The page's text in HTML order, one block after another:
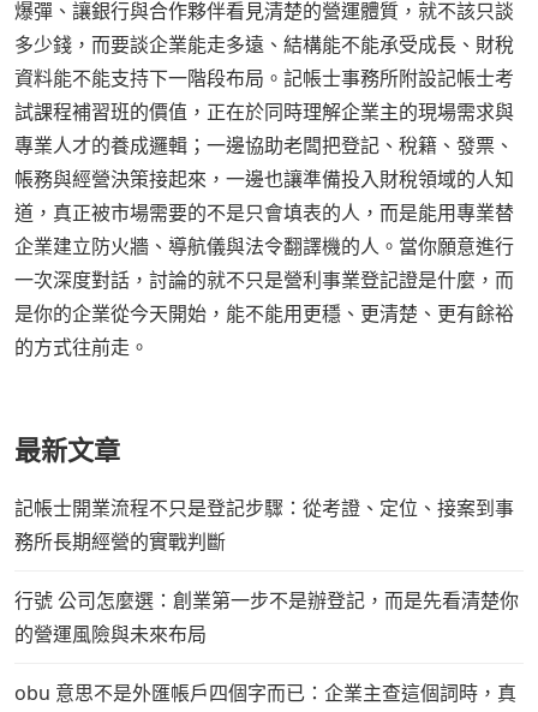
爆彈、讓銀行與合作夥伴看見清楚的營運體質，就不該只談
多少錢，而要談企業能走多遠、結構能不能承受成長、財稅
資料能不能支持下一階段布局。記帳士事務所附設記帳士考
試課程補習班的價值，正在於同時理解企業主的現場需求與
專業人才的養成邏輯；一邊協助老闆把登記、稅籍、發票、
帳務與經營決策接起來，一邊也讓準備投入財稅領域的人知
道，真正被市場需要的不是只會填表的人，而是能用專業替
企業建立防火牆、導航儀與法令翻譯機的人。當你願意進行
一次深度對話，討論的就不只是營利事業登記證是什麼，而
是你的企業從今天開始，能不能用更穩、更清楚、更有餘裕
的方式往前走。
最新文章
記帳士開業流程不只是登記步驟：從考證、定位、接案到事
務所長期經營的實戰判斷
行號 公司怎麼選：創業第一步不是辦登記，而是先看清楚你
的營運風險與未來布局
obu 意思不是外匯帳戶四個字而已：企業主查這個詞時，真